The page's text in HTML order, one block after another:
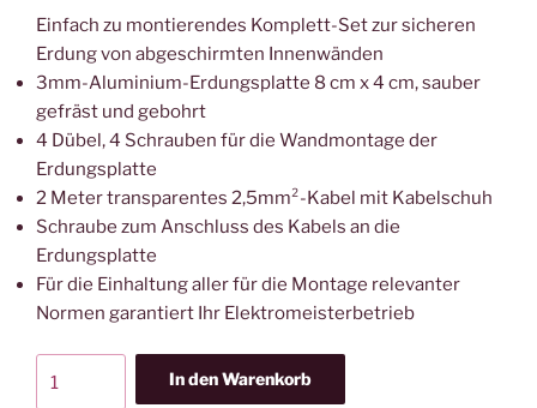
Einfach zu montierendes Komplett-Set zur sicheren
Erdung von abgeschirmten Innenwänden
3mm-Aluminium-Erdungsplatte 8 cm x 4 cm, sauber
gefräst und gebohrt
4 Dübel, 4 Schrauben für die Wandmontage der
Erdungsplatte
2 Meter transparentes 2,5mm²-Kabel mit Kabelschuh
Schraube zum Anschluss des Kabels an die
Erdungsplatte
Für die Einhaltung aller für die Montage relevanter
Normen garantiert Ihr Elektromeisterbetrieb
komplett
In den Warenkorb